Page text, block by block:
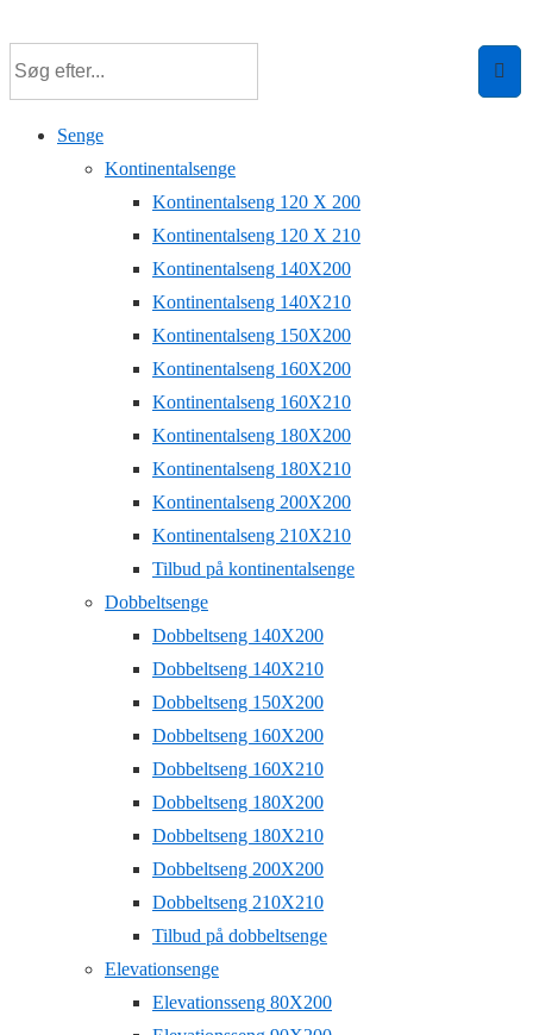
hovedindhold
Senge
Kontinentalsenge
Kontinentalseng 120 X 200
Kontinentalseng 120 X 210
Kontinentalseng 140X200
Kontinentalseng 140X210
Kontinentalseng 150X200
Kontinentalseng 160X200
Kontinentalseng 160X210
Kontinentalseng 180X200
Kontinentalseng 180X210
Kontinentalseng 200X200
Kontinentalseng 210X210
Tilbud på kontinentalsenge
Dobbeltsenge
Dobbeltseng 140X200
Dobbeltseng 140X210
Dobbeltseng 150X200
Dobbeltseng 160X200
Dobbeltseng 160X210
Dobbeltseng 180X200
Dobbeltseng 180X210
Dobbeltseng 200X200
Dobbeltseng 210X210
Tilbud på dobbeltsenge
Elevationsenge
Elevationsseng 80X200